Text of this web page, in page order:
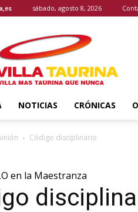
sábado, agosto 8, 2026
NOTICIAS CRÓNICAS
Código disciplinario
en la Maestranza